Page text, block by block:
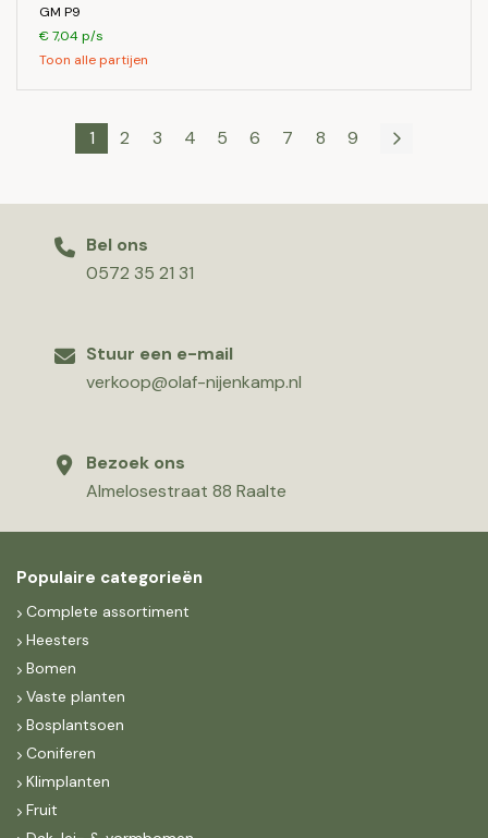
GM P9
€ 7,04 p/s
Toon alle partijen
1 2 3 4 5 6 7 8 9
Bel ons
0572 35 21 31
Stuur een e-mail
verkoop@olaf-nijenkamp.nl
Bezoek ons
Almelosestraat 88 Raalte
Populaire categorieën
Complete assortiment
Heesters
Bomen
Vaste planten
Bosplantsoen
Coniferen
Klimplanten
Fruit